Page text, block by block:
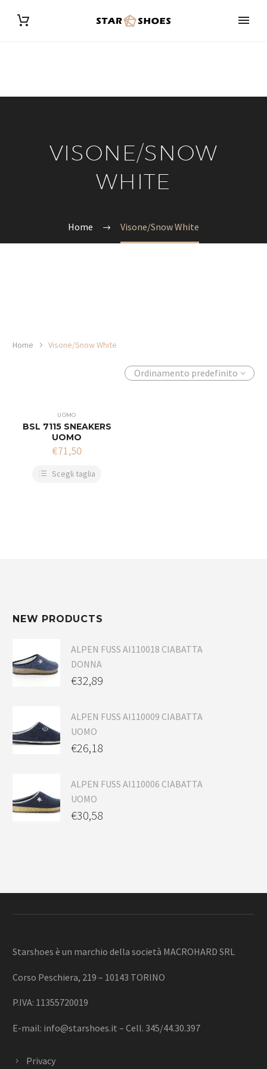
VISONE/SNOW
WHITE
Home Visone/Snow White
Home Visone/Snow White
Ordinamento predefinito
UOMO
BSL 7115 SNEAKERS
UOMO
€71,50
Scegli taglia
NEW PRODUCTS
ALPEN FUSS AI110018 CIABATTA
DONNA
€32,89
ALPEN FUSS AI110009 CIABATTA
UOMO
€26,18
ALPEN FUSS AI110006 CIABATTA
UOMO
€30,58
Starshoes è un marchio della società MACROHARD SRL
Corso Peschiera, 219 – 10143 TORINO
P.IVA: 11355720019
E-mail: info@starshoes.it – Cell. 345/44.30.397
Privacy